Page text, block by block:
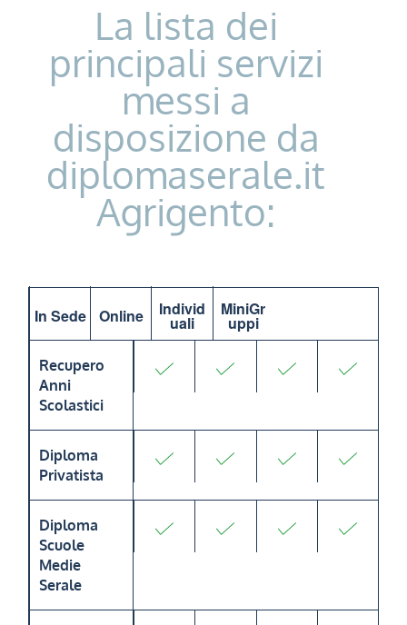
La lista dei
principali servizi
messi a
disposizione da
diplomaserale.it
Agrigento:
In Sede Online Individ
uali
MiniGr
uppi
Recupero
Anni
Scolastici
Diploma
Privatista
Diploma
Scuole
Medie
Serale